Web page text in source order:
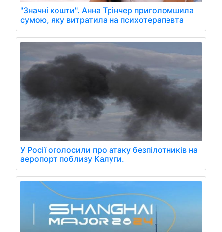
"Значні кошти". Анна Трінчер приголомшила
сумою, яку витратила на психотерапевта
У Росії оголосили про атаку безпілотників на
аеропорт поблизу Калуги.